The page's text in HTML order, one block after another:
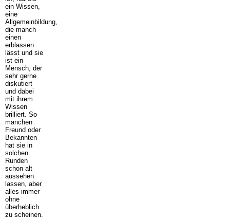
ein Wissen,
eine
Allgemeinbildung,
die manch
einen
erblassen
lässt und sie
ist ein
Mensch, der
sehr gerne
diskutiert
und dabei
mit ihrem
Wissen
brilliert. So
manchen
Freund oder
Bekannten
hat sie in
solchen
Runden
schon alt
aussehen
lassen, aber
alles immer
ohne
überheblich
zu scheinen.